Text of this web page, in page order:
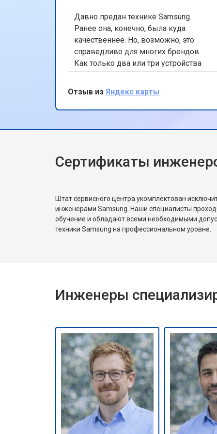
Замена матрицы ноутбука Samsung
Замена Wi-Fi ноутбука Samsung
Замена USB порта
Замена звуковой карты
Замена кулера ноутбука Samsung
Замена оперативной памяти
Замена северного моста
Ремонт петель ноутбука Samsung
Давно предан технике Samsung.
Ранее она, конечно, была куда
качественнее. Но, возможно, это
справедливо для многих брендов.
Как только два или три устройства
ломаются, я сразу отправляю их в
ремонт. Этот сервисный центр
находится на довольно высоком
уровне. Проблем с запчастями нет, и
запчасти, так и на ремонт. Мой
Отзыв из Яндекс карты
Сертификаты
Штат сервисного центра укомплектован
инженерами Samsung. Наши специалисты
обучение и обладают всеми необходимыми
техники Samsung на профессиональном уровне.
Инженеры